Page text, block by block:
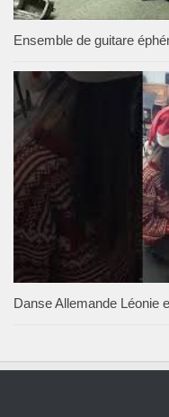
Ensemble de guitare
Danse Allemande Léonie